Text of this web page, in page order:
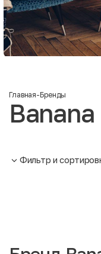
Главная-Бренды
Фильтр и